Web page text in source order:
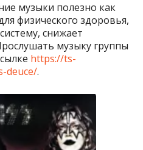
музыки полезно как
физического здоровья,
снижает
музыку группы
https://ts-
deuce/.